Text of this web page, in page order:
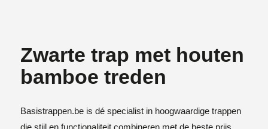
Zwarte trap met houten
bamboe treden
Basistrappen.be is dé specialist in hoogwaardige trappen
die stijl en functionaliteit combineren met de beste prijs.